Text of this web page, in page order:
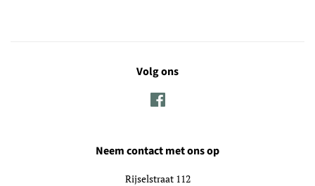
Volg ons
Neem contact met ons op
Rijselstraat 112